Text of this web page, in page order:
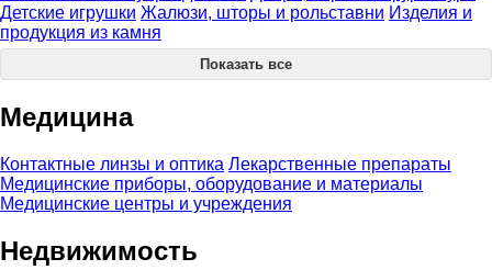
Детские игрушки Жалюзи, шторы и рольставни Изделия и
продукция из камня
Показать все
Медицина
Контактные линзы и оптика Лекарственные препараты
Медицинские приборы, оборудование и материалы
Медицинские центры и учреждения
Недвижимость